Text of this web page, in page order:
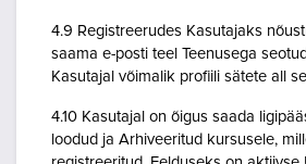
4.9 Registreerudes Kasutajaks
saama e-posti teel Teenusega
Kasutajal võimalik profiili sätete all
4.10 Kasutajal on õigus saada
loodud ja Arhiveeritud kursusele,